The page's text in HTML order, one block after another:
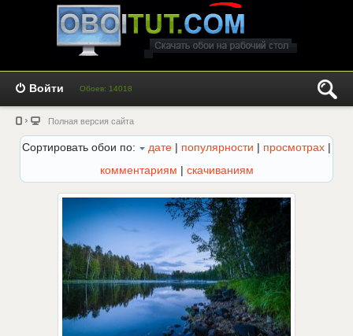
Войти Обоев: 14018
Полная версия сайта
Сортировать обои по: дате | популярности | просмотрах |
комментариям | скачиваниям